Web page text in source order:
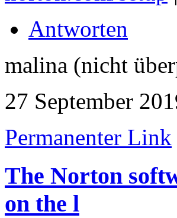
Antworten
malina (nicht
27 September
Permanenter Link
The Norton
on the l